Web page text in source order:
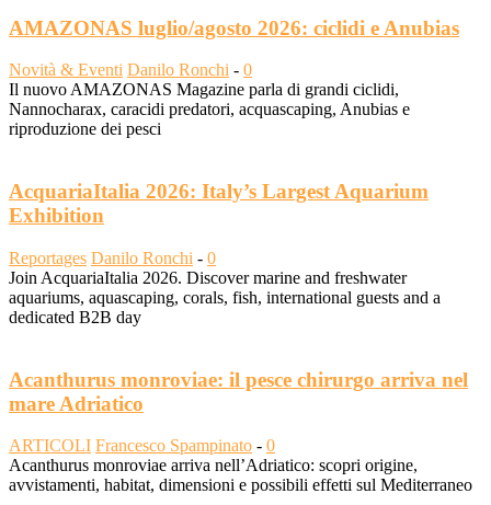
AMAZONAS luglio/agosto 2026: ciclidi e Anubias
Novità & Eventi Danilo Ronchi - 0
Il nuovo AMAZONAS Magazine parla di grandi ciclidi,
Nannocharax, caracidi predatori, acquascaping, Anubias e
riproduzione dei pesci
AcquariaItalia 2026: Italy’s Largest Aquarium
Exhibition
Reportages Danilo Ronchi - 0
Join AcquariaItalia 2026. Discover marine and freshwater
aquariums, aquascaping, corals, fish, international guests and a
dedicated B2B day
Acanthurus monroviae: il pesce chirurgo arriva nel
mare Adriatico
ARTICOLI Francesco Spampinato - 0
Acanthurus monroviae arriva nell’Adriatico: scopri origine,
avvistamenti, habitat, dimensioni e possibili effetti sul Mediterraneo